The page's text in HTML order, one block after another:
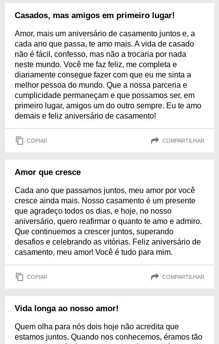
Casados, mas amigos em primeiro lugar!
Amor, mais um aniversário de casamento juntos e, a
cada ano que passa, te amo mais. A vida de casado
não é fácil, confesso, mas não a trocaria por nada
neste mundo. Você me faz feliz, me completa e
diariamente consegue fazer com que eu me sinta a
melhor pessoa do mundo. Que a nossa parceria e
cumplicidade permaneçam e que possamos ser, em
primeiro lugar, amigos um do outro sempre. Eu te amo
demais e feliz aniversário de casamento!
COPIAR COMPARTILHAR
Amor que cresce
Cada ano que passamos juntos, meu amor por você
cresce ainda mais. Nosso casamento é um presente
que agradeço todos os dias, e hoje, no nosso
aniversário, quero reafirmar o quanto te amo e admiro.
Que continuemos a crescer juntos, superando
desafios e celebrando as vitórias. Feliz aniversário de
casamento, meu amor! Você é tudo para mim.
COPIAR COMPARTILHAR
Vida longa ao nosso amor!
Quem olha para nós dois hoje não acredita que
estamos juntos. Quando nos conhecemos, éramos tão